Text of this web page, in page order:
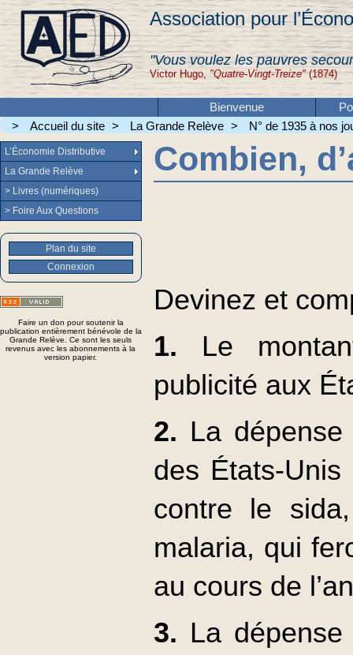
Association pour
"Vous voulez les pauvres
Victor Hugo, "Quatre-Vingt-Treize"(1874)
Bienvenue
>
Accueil du site > La Grande Relève > N° de 1935 à nos
Combien,
Devinez et
1. Le
publicité aux
2. La
des États-
contre le
malaria, qui
au cours de
3. La
L’Économie Distributive
La Grande Relève
> Livres (numériques)
> Foire Aux Questions
Plan du site
Connexion
Faire un don pour soutenir la
publication entièrement bénévole de la
Grande Relève. Ce sont les seuls
revenus avec les abonnements à la
version papier.